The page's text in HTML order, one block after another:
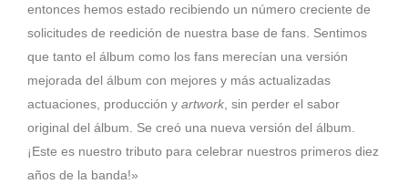
entonces hemos estado recibiendo un número creciente de
solicitudes de reedición de nuestra base de fans. Sentimos
que tanto el álbum como los fans merecían una versión
mejorada del álbum con mejores y más actualizadas
actuaciones, producción y artwork , sin perder el sabor
original del álbum. Se creó una nueva versión del álbum.
¡Este es nuestro tributo para celebrar nuestros primeros diez
años de la banda!»